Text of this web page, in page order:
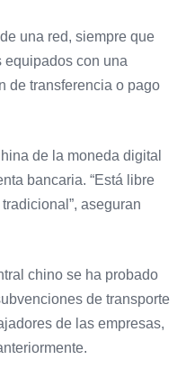
una red, siempre que
equipados con una
de transferencia o pago
de la moneda digital
bancaria. “Está libre
aseguran
chino se ha probado
de transporte
de las empresas,